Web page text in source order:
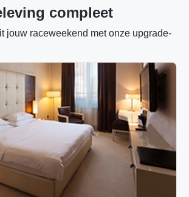
compleet
jouw raceweekend met onze upgrade-